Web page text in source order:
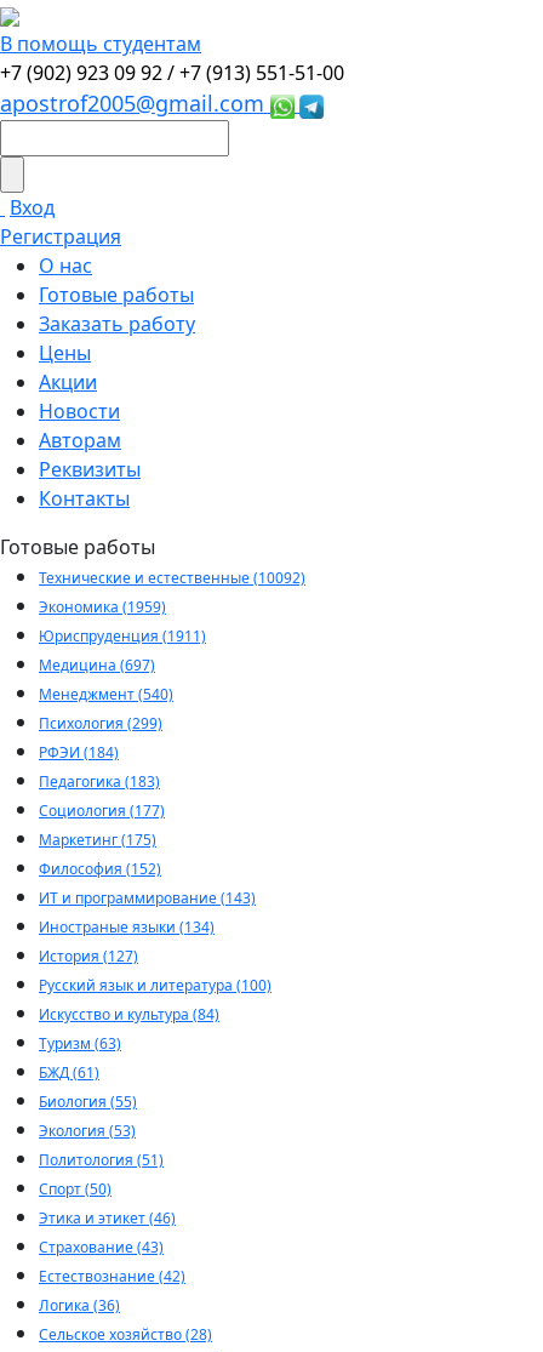
В помощь студентам
+7 (902) 923 09 92 /+7 (913) 551-51-00
apostrof2005@gmail.com
Вход
Регистрация
О нас
Готовые работы
Заказать работу
Цены
Акции
Новости
Авторам
Реквизиты
Контакты
Готовые работы
Технические и естественные (10092)
Экономика (1959)
Юриспруденция (1911)
Медицина (697)
Менеджмент (540)
Психология (299)
РФЭИ (184)
Педагогика (183)
Социология (177)
Маркетинг (175)
Философия (152)
ИТ и программирование (143)
Иностраные языки (134)
История (127)
Русский язык и литература (100)
Искусство и культура (84)
Туризм (63)
БЖД (61)
Биология (55)
Экология (53)
Политология (51)
Спорт (50)
Этика и этикет (46)
Страхование (43)
Естествознание (42)
Логика (36)
Сельское хозяйство (28)